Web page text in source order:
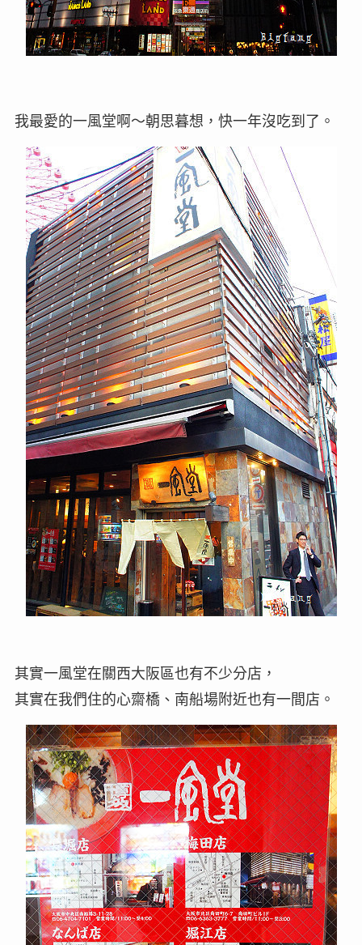
我最愛的一風堂啊～朝思暮想，快一年沒吃到了。
其實一風堂在關西大阪區也有不少分店，
其實在我們住的心齋橋、南船場附近也有一間店。